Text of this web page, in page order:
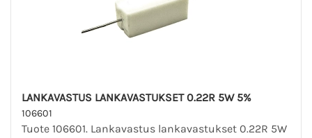
LANKAVASTUS LANKAVASTUKSET 0.22R 5W 5%
106601
Tuote 106601. Lankavastus lankavastukset 0.22R 5W